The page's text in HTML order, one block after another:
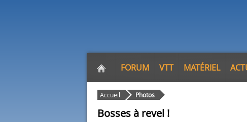
FORUM VTT MATÉRIEL
Accueil Photos
Bosses à revel !